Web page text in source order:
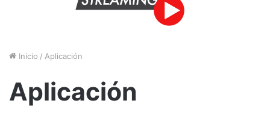
Inicio / Aplicación
Aplicación